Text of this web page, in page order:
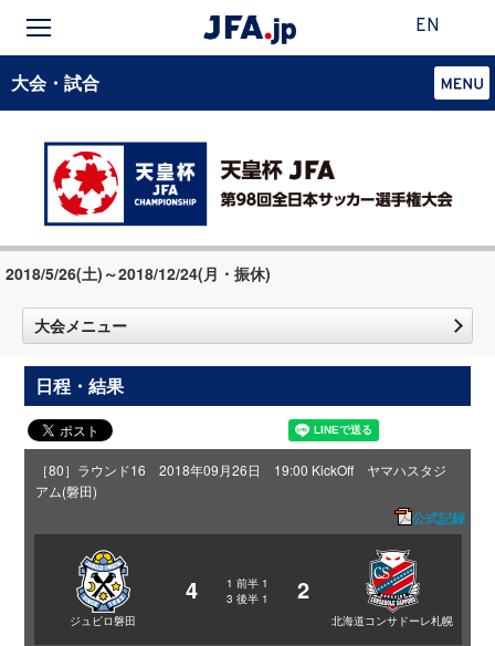
EN
大会・試合
2018/5/26(土)～2018/12/24(月・振休)
大会メニュー
日程・結果
［80］ラウンド16 2018年09月26日 19:00 KickOff ヤマハスタジ
アム(磐田)
公式記録
ジュビロ磐田
4 1 前半 1
3 後半 1 2
北海道コンサドーレ札幌